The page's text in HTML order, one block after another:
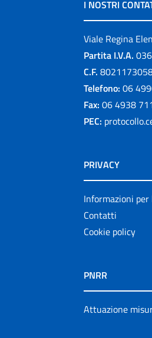
I NOSTRI
Viale Regina
Partita I.V.A.
C.F.
Telefono: 06
Fax: 06 4938
PEC:
PRIVACY
Informazioni
Contatti
Cookie policy
PNRR
Attuazione